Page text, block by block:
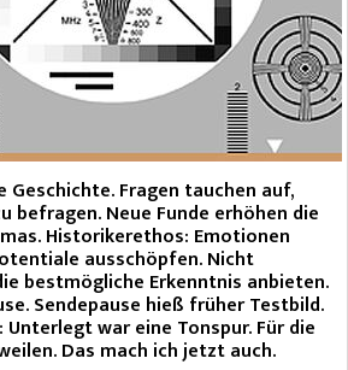
Geschichte. Fragen tauchen auf,
befragen. Neue Funde erhöhen die
Historikerethos: Emotionen
ausschöpfen. Nicht
bestmögliche Erkenntnis anbieten.
Sendepause hieß früher Testbild.
war eine Tonspur. Für die
Das mach ich jetzt auch.